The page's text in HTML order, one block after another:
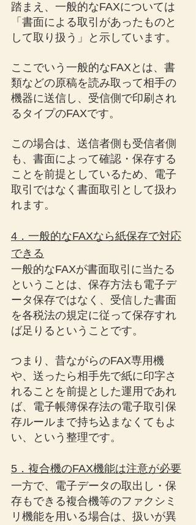
踏まえ、一般的なFAXについては
「書面による取引があったものと
して取り扱う」と示しています。
ここでいう一般的なFAXとは、書
類などの原稿を読み取って相手の
機器に送信し、受信側で印刷され
るタイプのFAXです。
この場合は、送信者側も受信者側
も、書面によって確認・保存する
ことを前提としているため、電子
取引ではなく書面取引として扱わ
れます。
4．一般的なFAXなら紙保存で対応
できる
一般的なFAXが書面取引に当たる
ということは、保存方法も電子デ
ータ保存ではなく、受信した書面
を各税法の規定に従って保存すれ
ば足りるということです。
つまり、昔ながらのFAX専用機
や、送ったら相手先で紙に印字さ
れることを前提とした運用であれ
ば、電子帳簿保存法の電子取引保
存ルールまで持ち込まなくてもよ
い、という整理です。
5．複合機のFAX機能は注意が必要
一方で、電子データの取出し・保
存もできる複合機等のファクシミ
リ機能を用いる場合は、扱いが異